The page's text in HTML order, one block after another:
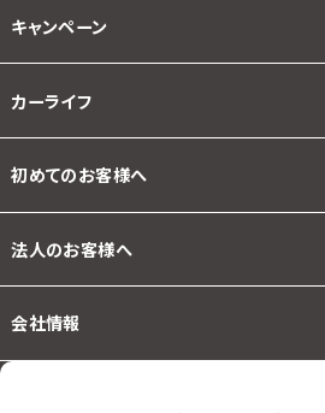
キャンペーン
カーライフ
初めてのお客様へ
法人のお客様へ
会社情報